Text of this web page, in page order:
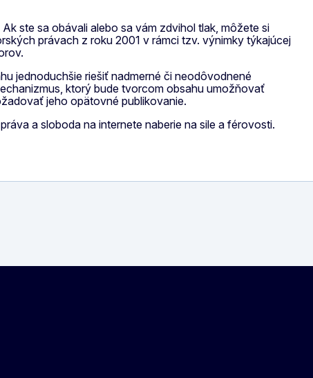
ste sa obávali alebo sa vám zdvihol tlak, môžete si
právach z roku 2001 v rámci tzv. výnimky týkajúcej
jednoduchšie riešiť nadmerné či neodôvodnené
ktorý bude tvorcom obsahu umožňovať
jeho opätovné publikovanie.
a sloboda na internete naberie na sile a férovosti.